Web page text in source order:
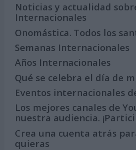
Noticias y actualidad
Internacionales
Onomástica. Todos los
Semanas Internacionales
Años Internacionales
Qué se celebra el día de
Eventos internacionales
Los mejores canales de
nuestra audiencia.
Crea una cuenta atrás
quieras